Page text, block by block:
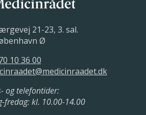
21-23, 3. sal.
Ø
10 36 00
og telefontider:
fredag: kl. 10.00-14.00